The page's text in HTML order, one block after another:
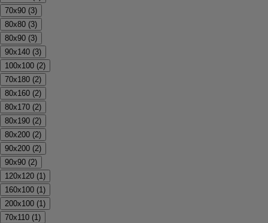
70x90 (3)
80x80 (3)
80x90 (3)
90x140 (3)
100x100 (2)
70x180 (2)
80x160 (2)
80x170 (2)
80x190 (2)
80x200 (2)
90x200 (2)
90x90 (2)
120x120 (1 )
160x100 (1 )
200x100 (1 )
70x110 (1 )